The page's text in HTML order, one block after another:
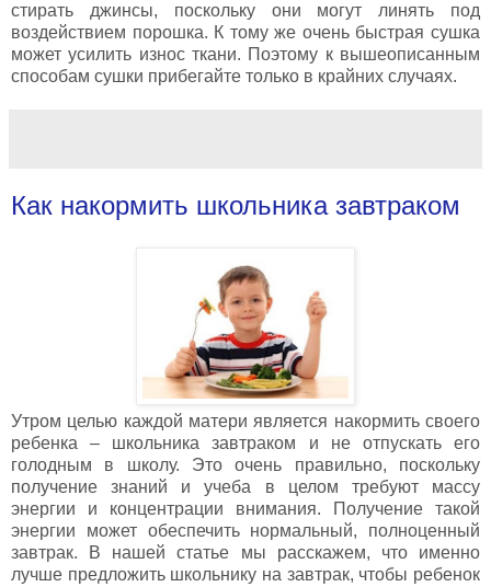
стирать джинсы, поскольку они могут линять под
воздействием порошка. К тому же очень быстрая сушка
может усилить износ ткани. Поэтому к вышеописанным
способам сушки прибегайте только в крайних случаях.
Как накормить школьника завтраком
Утром целью каждой матери является накормить своего
ребенка – школьника завтраком и не отпускать его
голодным в школу. Это очень правильно, поскольку
получение знаний и учеба в целом требуют массу
энергии и концентрации внимания. Получение такой
энергии может обеспечить нормальный, полноценный
завтрак. В нашей статье мы расскажем, что именно
лучше предложить школьнику на завтрак, чтобы ребенок